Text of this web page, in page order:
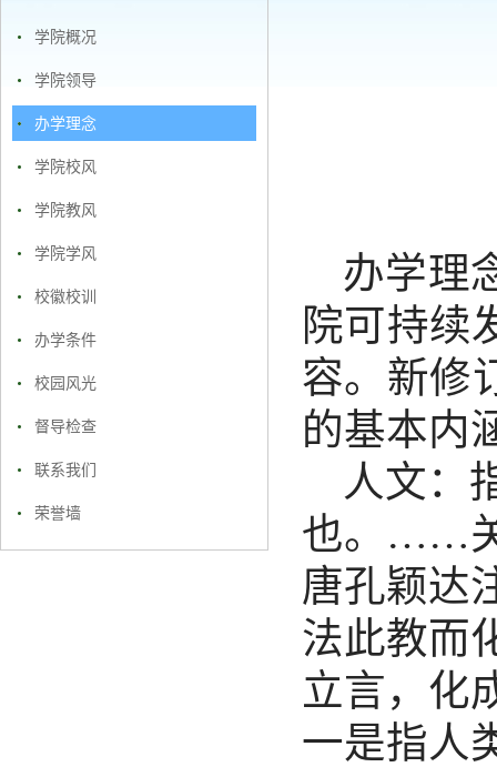
学院概况
学院领导
办学理念
学院校风
学院教风
学院学风
校徽校训
办学条件
校园风光
督导检查
联系我们
荣誉墙
办学理
院可持续
容。新修
的基本内
人文：
也。……关
唐孔颖达
法此教而
立言，化
一是指人